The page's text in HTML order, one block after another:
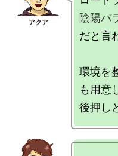
陰陽バ
だと言
環境を
も用意